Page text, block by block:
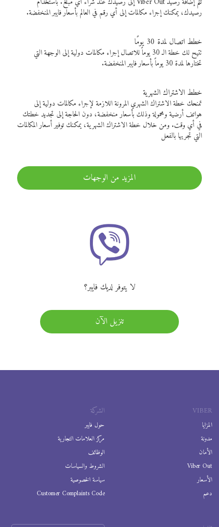
رصيدك، يمكنك إجراء مكالمات إلى أي رقم في العالم بأسعار فايبر المنخفضة.
خطط اتصال لمدة 30 يومًا
تتيح لك خطة الـ 30 يوماً للاتصال إجراء مكالمات دولية إلى الوجهة التي
تختارها لمدة 30 يوماً بأسعار فايبر المنخفضة.
خطط الاشتراك الشهرية
تمنحك خطة الاشتراك الشهري المرونة اللازمة لإجراء مكالمات دولية إلى
هواتف أرضية ومحمولة وذلك بأسعار منخفضة، دون الحاجة إلى تجديد خطتك
في أي وقت. ومن خلال خطة الاشتراك الشهرية، يمكنك توفير أسعار المكالمات
التي تجريها بالفعل
المزيد من الوجهات
لا يتوفر لديك فايبر؟
تنزيل الآن
VIBER
المزايا
مدونة
الأمان
Viber Out
الأسعار
دعم
الشركة
حول فايبر
مركز العلامات التجارية
الوظائف
الشروط والسياسات
سياسة الخصوصية
Customer Complaints Code